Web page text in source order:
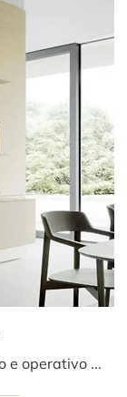
Se desideri ultimare un living dinamico e operativo dalle linee moderne, ti offriamo la parete attrezzata Domino Boiserie 01 Sangiacomo.